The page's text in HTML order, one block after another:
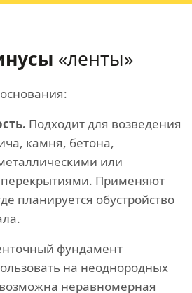
«ленты»
Подходит для возведения
камня, бетона,
или
Применяют
планируется обустройство
фундамент
на неоднородных
возможна неравномерная